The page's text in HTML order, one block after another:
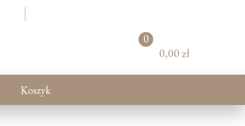
0
pr
uk
w
0,00 zł
Koszyk